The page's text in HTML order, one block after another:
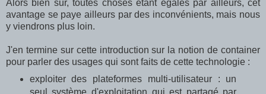
Alors bien sur, toutes choses étant égales par ailleurs, cet
avantage se paye ailleurs par des inconvénients, mais nous
y viendrons plus loin.
J'en termine sur cette introduction sur la notion de container
pour parler des usages qui sont faits de cette technologie :
exploiter des plateformes multi-utilisateur : un